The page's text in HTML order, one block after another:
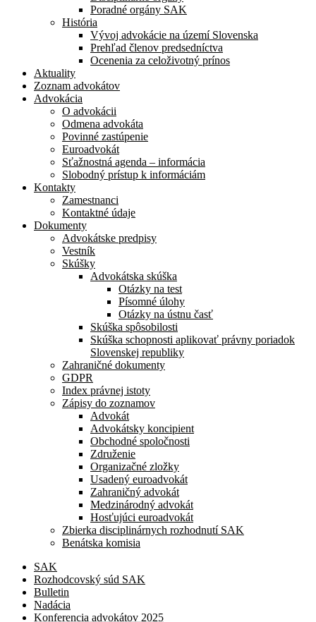
Poradné orgány SAK
História
Vývoj advokácie na území Slovenska
Prehľad členov predsedníctva
Ocenenia za celoživotný prínos
Aktuality
Zoznam advokátov
Advokácia
O advokácii
Odmena advokáta
Povinné zastúpenie
Euroadvokát
Sťažnostná agenda – informácia
Slobodný prístup k informáciám
Kontakty
Zamestnanci
Kontaktné údaje
Dokumenty
Advokátske predpisy
Vestník
Skúšky
Advokátska skúška
Otázky na test
Písomné úlohy
Otázky na ústnu časť
Skúška spôsobilosti
Skúška schopnosti aplikovať právny poriadok
Slovenskej republiky
Zahraničné dokumenty
GDPR
Index právnej istoty
Zápisy do zoznamov
Advokát
Advokátsky koncipient
Obchodné spoločnosti
Združenie
Organizačné zložky
Usadený euroadvokát
Zahraničný advokát
Medzinárodný advokát
Hosťujúci euroadvokát
Zbierka disciplinárnych rozhodnutí SAK
Benátska komisia
SAK
Rozhodcovský súd SAK
Bulletin
Nadácia
Konferencia advokátov 2025